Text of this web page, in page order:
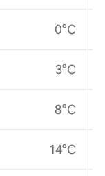
0°C
3°C
8°C
14°C